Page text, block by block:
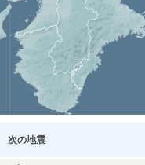
次の地震